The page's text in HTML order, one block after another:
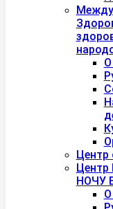
О
Центр
Центр
НОЧУ
О